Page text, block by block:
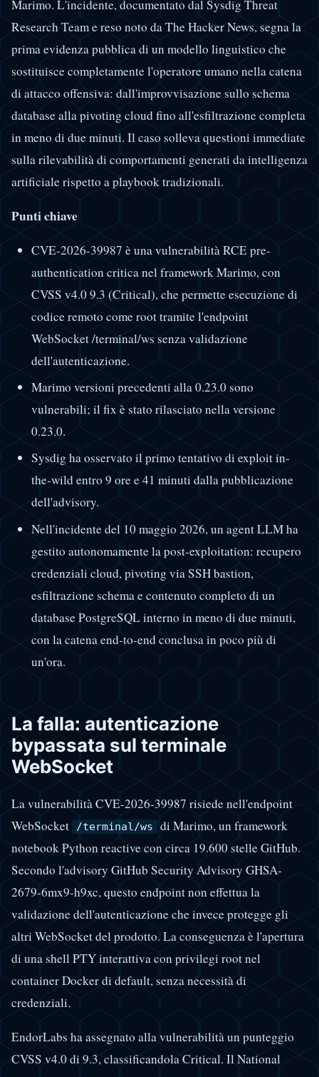
Marimo. L'incidente, documentato dal Sysdig Threat
Research Team e reso noto da The Hacker News, segna la
prima evidenza pubblica di un modello linguistico che
sostituisce completamente l'operatore umano nella catena
di attacco offensiva: dall'improvvisazione sullo schema
database alla pivoting cloud fino all'esfiltrazione completa
in meno di due minuti. Il caso solleva questioni immediate
sulla rilevabilità di comportamenti generati da intelligenza
artificiale rispetto a playbook tradizionali.
Punti chiave
CVE-2026-39987 è una vulnerabilità RCE pre-
authentication critica nel framework Marimo, con
CVSS v4.0 9.3 (Critical), che permette esecuzione di
codice remoto come root tramite l'endpoint
WebSocket /terminal/ws senza validazione
dell'autenticazione.
Marimo versioni precedenti alla 0.23.0 sono
vulnerabili; il fix è stato rilasciato nella versione
0.23.0.
Sysdig ha osservato il primo tentativo di exploit in-
the-wild entro 9 ore e 41 minuti dalla pubblicazione
dell'advisory.
Nell'incidente del 10 maggio 2026, un agent LLM ha
gestito autonomamente la post-exploitation: recupero
credenziali cloud, pivoting via SSH bastion,
esfiltrazione schema e contenuto completo di un
database PostgreSQL interno in meno di due minuti,
con la catena end-to-end conclusa in poco più di
un'ora.
La falla: autenticazione
bypassata sul terminale
WebSocket
La vulnerabilità CVE-2026-39987 risiede nell'endpoint
WebSocket
/terminal/ws
di Marimo, un framework
notebook Python reactive con circa 19.600 stelle GitHub.
Secondo l'advisory GitHub Security Advisory GHSA-
2679-6mx9-h9xc, questo endpoint non effettua la
validazione dell'autenticazione che invece protegge gli
altri WebSocket del prodotto. La conseguenza è l'apertura
di una shell PTY interattiva con privilegi root nel
container Docker di default, senza necessità di
credenziali.
EndorLabs ha assegnato alla vulnerabilità un punteggio
CVSS v4.0 di 9.3, classificandola Critical. Il National